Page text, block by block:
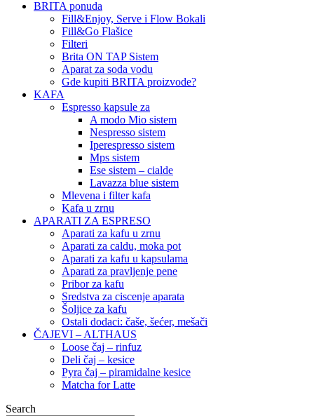
BRITA ponuda
Fill&Enjoy, Serve i Flow Bokali
Fill&Go Flašice
Filteri
Brita ON TAP Sistem
Aparat za soda vodu
Gde kupiti BRITA proizvode?
KAFA
Espresso kapsule za
A modo Mio sistem
Nespresso sistem
Iperespresso sistem
Mps sistem
Ese sistem – cialde
Lavazza blue sistem
Mlevena i filter kafa
Kafa u zrnu
APARATI ZA ESPRESO
Aparati za kafu u zrnu
Aparati za caldu, moka pot
Aparati za kafu u kapsulama
Aparati za pravljenje pene
Pribor za kafu
Sredstva za ciscenje aparata
Šoljice za kafu
Ostali dodaci: čaše, šećer, mešači
ČAJEVI – ALTHAUS
Loose čaj – rinfuz
Deli čaj – kesice
Pyra čaj – piramidalne kesice
Matcha for Latte
Search